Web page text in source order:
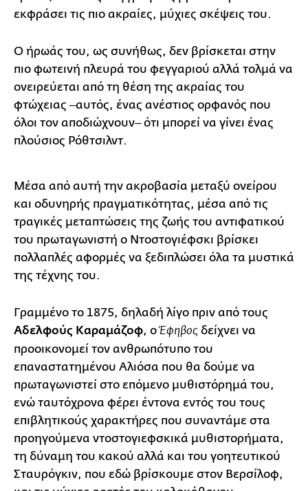
εκφράσει τις πιο ακραίες, μύχιες σκέψεις του.
Ο ήρωάς του, ως συνήθως, δεν βρίσκεται στην
πιο φωτεινή πλευρά του φεγγαριού αλλά τολμά να
ονειρεύεται από τη θέση της ακραίας του
φτώχειας ‒αυτός, ένας ανέστιος ορφανός που
όλοι τον αποδιώχνουν‒ ότι μπορεί να γίνει ένας
πλούσιος Ρόθτσιλντ.
Μέσα από αυτή την ακροβασία μεταξύ ονείρου
και οδυνηρής πραγματικότητας, μέσα από τις
τραγικές μεταπτώσεις της ζωής του αντιφατικού
του πρωταγωνιστή ο Ντοστογιέφσκι βρίσκει
πολλαπλές αφορμές να ξεδιπλώσει όλα τα μυστικά
της τέχνης του.
Γραμμένο το 1875, δηλαδή λίγο πριν από τους
Αδελφούς Καραμάζοφ, οΈφηβος δείχνει να
προοικονομεί τον ανθρωπότυπο του
επαναστατημένου Αλιόσα που θα δούμε να
πρωταγωνιστεί στο επόμενο μυθιστόρημά του,
ενώ ταυτόχρονα φέρει έντονα εντός του τους
επιβλητικούς χαρακτήρες που συναντάμε στα
προηγούμενα ντοστογιεφσκικά μυθιστορήματα,
τη δύναμη του κακού αλλά και του γοητευτικού
Σταυρόγκιν, που εδώ βρίσκουμε στον Βερσίλοφ,